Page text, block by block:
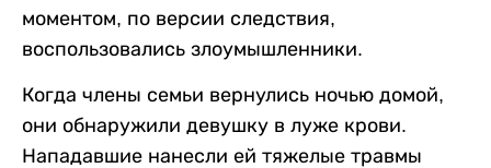
моментом, по версии следствия,
воспользовались злоумышленники.
Когда члены семьи вернулись ночью домой,
они обнаружили девушку в луже крови.
Нападавшие нанесли ей тяжелые травмы